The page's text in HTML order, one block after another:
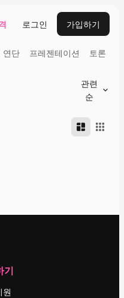
로그인 가입하기
연단 프레젠테이션 토론
관련
순
기
원